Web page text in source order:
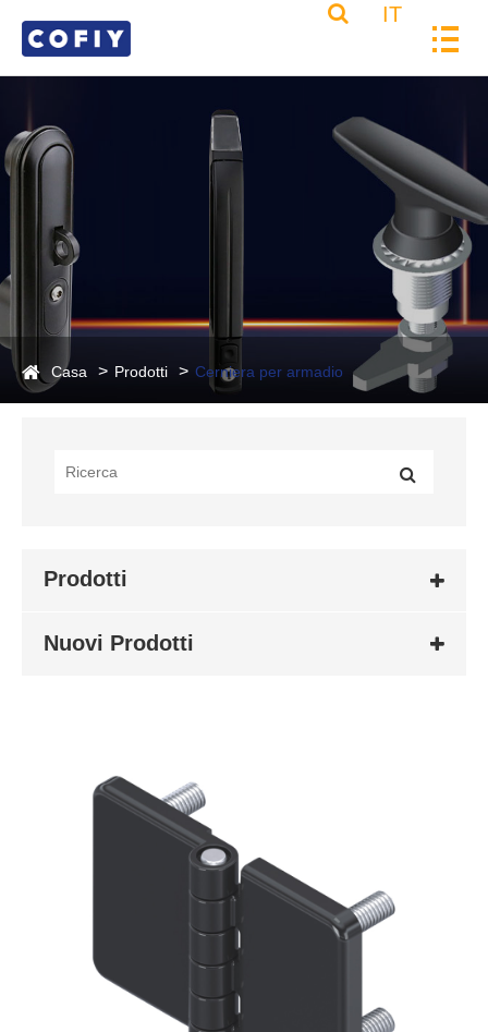
IT
Casa Prodotti Cerniera per armadio
Prodotti
Nuovi Prodotti